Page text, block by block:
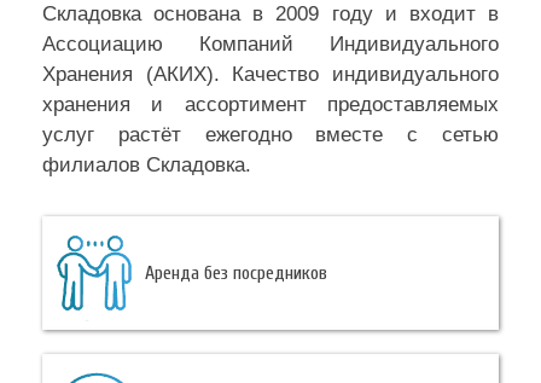
Складовка основана в 2009 году и входит в
Ассоциацию Компаний Индивидуального
Хранения (АКИХ). Качество индивидуального
хранения и ассортимент предоставляемых
услуг растёт ежегодно вместе с сетью
филиалов Складовка.
Аренда без посредников